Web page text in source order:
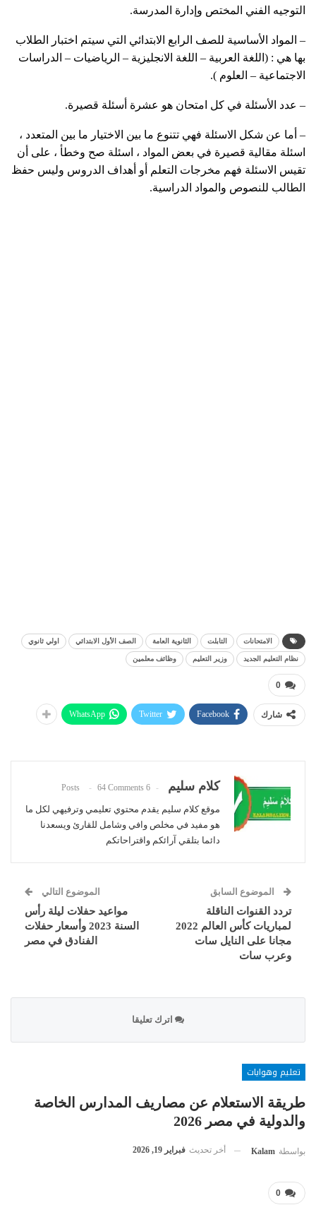
التوجيه الفني المختص وإدارة المدرسة.
– المواد الأساسية للصف الرابع الابتدائي التي سيتم اختبار الطلاب
بها هي : (اللغة العربية – اللغة الانجليزية – الرياضيات – الدراسات
الاجتماعية – العلوم ).
– عدد الأسئلة في كل امتحان هو عشرة أسئلة قصيرة.
– أما عن شكل الاسئلة فهي تتنوع ما بين الاختيار ما بين المتعدد ،
اسئلة مقالية قصيرة في بعض المواد ، اسئلة صح وخطأ ، على أن
تقيس الاسئلة فهم مخرجات التعلم أو أهداف الدروس وليس حفظ
الطالب للنصوص والمواد الدراسية.
الامتحانات التابلت الثانوية العامة الصف الأول الابتدائي اولي ثانوي
نظام التعليم الجديد وزير التعليم وظائف معلمين
0
شارك Facebook
Twitter
WhatsApp
كلام سليم 6 Posts
64 Comments
موقع كلام سليم يقدم محتوي تعليمي وترفيهي لكل ما
هو مفيد في مخلص وافي وشامل للقارئ ويسعدنا
دائما بتلقي آرائكم واقتراحاتكم
الموضوع السابق
تردد القنوات الناقلة
لمباريات كأس العالم 2022
مجانا على النايل سات
وعرب سات
الموضوع التالي
مواعيد حفلات ليلة رأس
السنة 2023 وأسعار حفلات
الفنادق في مصر
اترك تعليقا
تعليم وهوايات
طريقة الاستعلام عن مصاريف المدارس الخاصة
والدولية في مصر 2026
بواسطة Kalam أخر تحديث فبراير 19, 2026
0